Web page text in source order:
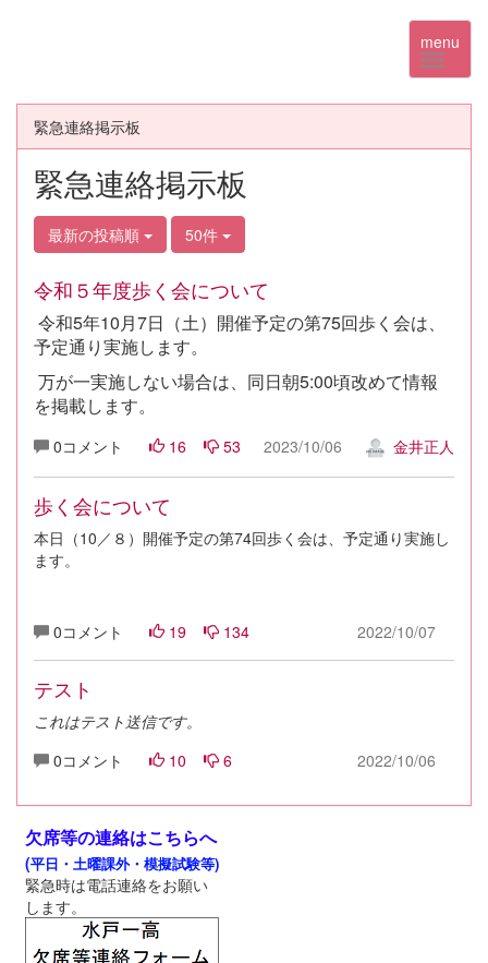
menu
緊急連絡掲示板
緊急連絡掲示板
最新の投稿順 50件
令和５年度歩く会について
令和5年10月7日（土）開催予定の第75回歩く会は、
予定通り実施します。
万が一実施しない場合は、同日朝5:00頃改めて情報
を掲載します。
0コメント 16 53 2023/10/06 金井正人
歩く会について
本日（10／８）開催予定の第74回歩く会は、予定通り実施し
ます。
0コメント 19 134 2022/10/07
テスト
これはテスト送信です。
0コメント
10 6 2022/10/06
欠席等の連絡はこちらへ
(平日・土曜課外・模擬試験等)
緊急時は電話連絡をお願い
します。